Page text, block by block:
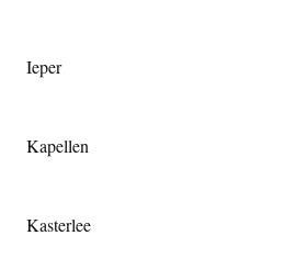
Ieper
Kapellen
Kasterlee